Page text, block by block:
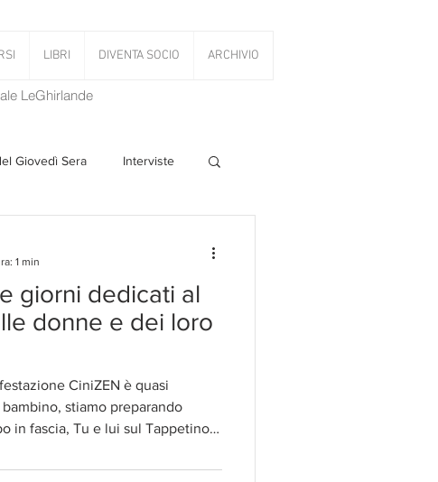
LIBRI DIVENTA SOCIO ARCHIVIO
LeGhirlande
Giovedì Sera Interviste
PanettoniAMOCi
giorni dedicati al
donne e dei loro
CiniZEN è quasi
stiamo preparando
in fascia, Tu e lui sul Tappetino o
allenati con il tuo bambino.
1 min